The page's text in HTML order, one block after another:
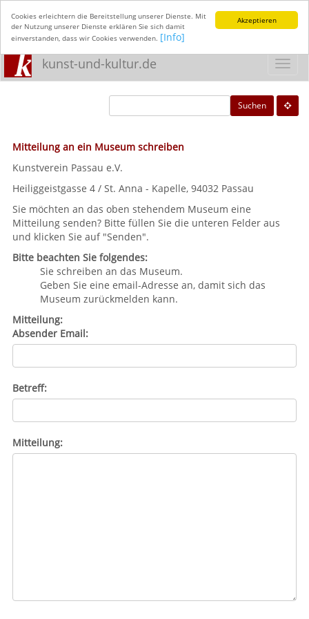
Akzeptieren
Cookies erleichtern die Bereitstellung unserer Dienste. Mit
der Nutzung unserer Dienste erklären Sie sich damit
einverstanden, dass wir Cookies verwenden. [Info]
kunst-und-kultur.de
Suchen
Mitteilung an ein Museum schreiben
Kunstverein Passau e.V.
Heiliggeistgasse 4 / St. Anna - Kapelle, 94032 Passau
Sie möchten an das oben stehendem Museum eine
Mitteilung senden? Bitte füllen Sie die unteren Felder aus
und klicken Sie auf "Senden".
Bitte beachten Sie folgendes:
Sie schreiben an das Museum.
Geben Sie eine email-Adresse an, damit sich das
Museum zurückmelden kann.
Mitteilung:
Absender Email:
Betreff:
Mitteilung: